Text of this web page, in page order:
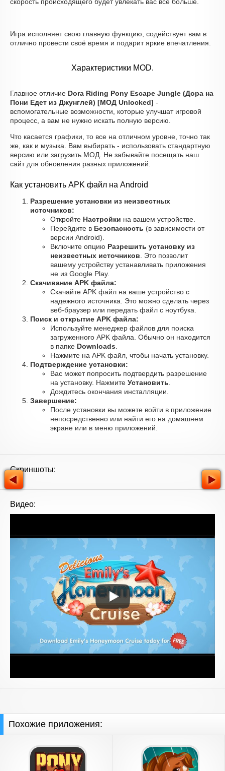
Игра исполняет свою главную функцию, содействует вам в
отлично провести своё время и подарит яркие впечатления.
Характеристики MOD.
Главное отличие Dora Riding Pony Escape Jungle (Дора на
Пони Едет из Джунглей) [МОД Unlocked] -
вспомогательные возможности, которые улучшат игровой
процесс, а вам не нужно искать полную версию.
Что касается графики, то все на отличном уровне, точно так
же, как и музыка. Вам выбирать - использовать стандартную
версию или загрузить МОД. Не забывайте посещать наш
сайт для обновления разных приложений.
Как установить APK файл на Android
Разрешение установки из неизвестных
источников:
Откройте Настройки на вашем устройстве.
Перейдите в Безопасность (в зависимости от
версии Android).
Включите опцию Разрешить установку из
неизвестных источников . Это позволит
вашему устройству устанавливать приложения
не из Google Play.
Скачивание APK файла:
Скачайте APK файл на ваше устройство с
надежного источника. Это можно сделать через
веб-браузер или передать файл с ноутбука.
Поиск и открытие APK файла:
Используйте менеджер файлов для поиска
загруженного APK файла. Обычно он находится
в папке Downloads
Нажмите на APK файл, чтобы начать установку.
Подтверждение установки:
Вас может попросить подтвердить разрешение
на установку. Нажмите Установить
Дождитесь окончания инсталляции.
Завершение:
После установки вы можете войти в приложение
непосредственно или найти его на домашнем
экране или в меню приложений.
Скриншоты:
Видео:
Похожие приложения: